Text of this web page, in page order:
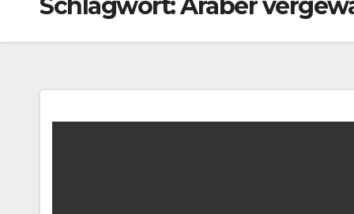
Schlagwort:Araber